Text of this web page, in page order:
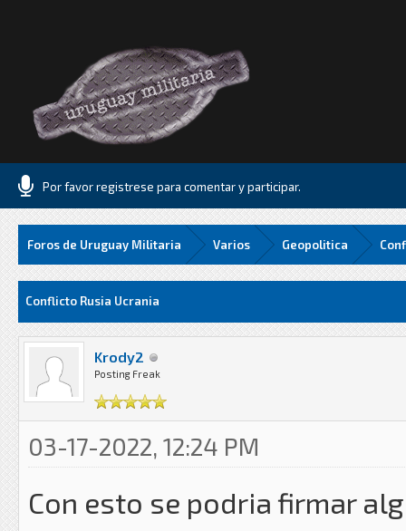
Por favor registrese para comentar y participar.
Foros de Uruguay Militaria Varios Geopolitica
Conflicto Rusia Ucrania
Krody2
Posting Freak
03-17-2022, 12:24 PM
Con esto se podria firmar